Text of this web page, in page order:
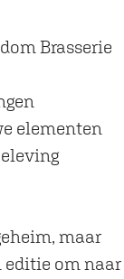
Brasserie
elementen
maar
editie om naar